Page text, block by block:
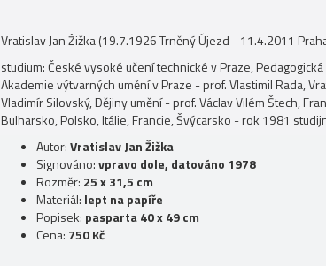
Vratislav Jan Žižka (19.7.1926 Trněný Újezd - 11.4.2011
studium: České vysoké učení technické v Praze,
Akademie výtvarných umění v Praze - prof. Vlastimil Rada,
Vladimír Silovský, Dějiny umění - prof. Václav Vilém Štech,
Bulharsko, Polsko, Itálie, Francie, Švýcarsko - rok 1981
Autor:Vratislav Jan Žižka
Signováno:vpravo dole, datováno 1978
Rozměr: 25 x 31,5 cm
Materiál: lept na papíře
Popisek: pasparta 40 x 49 cm
Cena: 750 Kč